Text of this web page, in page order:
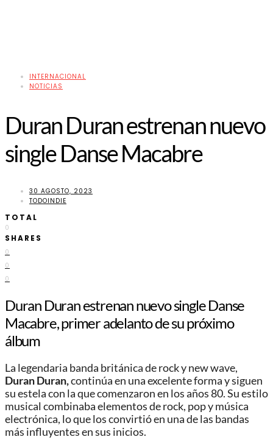
INTERNACIONAL
NOTICIAS
Duran Duran estrenan nuevo
single Danse Macabre
30 AGOSTO, 2023
TODOINDIE
TOTAL
0
SHARES
0
0
0
Duran Duran estrenan nuevo single Danse
Macabre, primer adelanto de su próximo
álbum
La legendaria banda británica de rock y new wave,
Duran Duran,continúa en una excelente forma y siguen
su estela con la que comenzaron en los años 80. Su estilo
musical combinaba elementos de rock, pop y música
electrónica, lo que los convirtió en una de las bandas
más influyentes en sus inicios.